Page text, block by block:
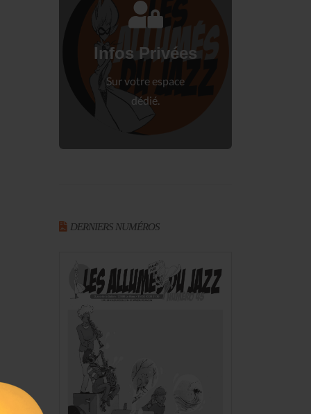
Infos Privées
Sur votre espace
dédié.
Connectez-vous
à votre espace privé.
DERNIERS NUMÉROS